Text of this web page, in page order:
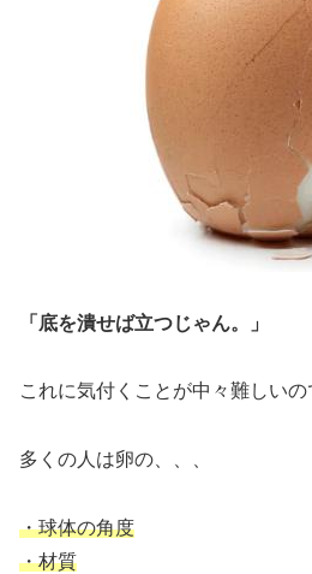
「底を潰せば立つじゃん。」
これに気付くことが中々難しいの
多くの人は卵の、、、
・球体の角度
・材質